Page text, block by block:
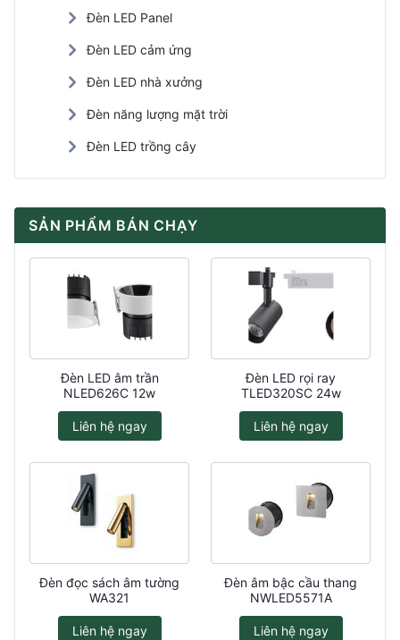
Đèn LED Panel
Đèn LED cảm ứng
Đèn LED nhà xưởng
Đèn năng lượng mặt trời
Đèn LED trồng cây
SẢN PHẨM BÁN CHẠY
Đèn LED âm trần
NLED626C 12w
Liên hệ ngay
Đèn LED rọi ray
TLED320SC 24w
Liên hệ ngay
Đèn đọc sách âm tường
WA321
Liên hệ ngay
Đèn âm bậc cầu thang
NWLED5571A
Liên hệ ngay